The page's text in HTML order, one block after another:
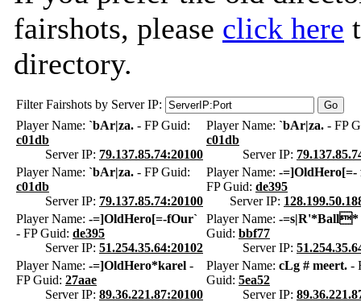
fairshots, please click here
directory.
Filter Fairshots by Server IP:
Player Name: `bAr|za. - FP Guid:
c01db
Server IP: 79.137.85.74:20100
Player Name: `bAr|za. - FP
c01db
Server IP:
Player Name: `bAr|za. - FP Guid:
c01db
Server IP: 79.137.85.74:20100
Player Name: -=]OldHero[=-
FP Guid: de395
Server IP:
Player Name: -=]OldHero[=-fOur`
- FP Guid: de395
Server IP: 51.254.35.64:20102
Player Name: -=s|R'*Ball*
Guid: bbf77
Server IP:
Player Name: -=]OldHero*karel -
FP Guid: 27aae
Server IP: 89.36.221.87:20100
Player Name: cLg # meert. -
Guid: 5ea52
Server IP: